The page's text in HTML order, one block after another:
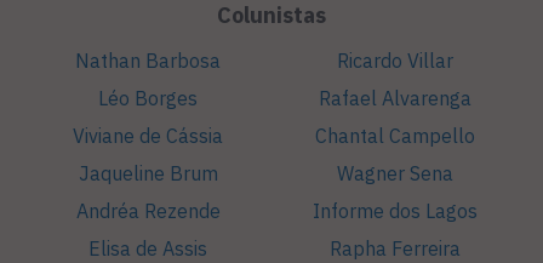
Colunistas
Nathan Barbosa
Léo Borges
Viviane de Cássia
Jaqueline Brum
Andréa Rezende
Elisa de Assis
Ricardo Villar
Rafael Alvarenga
Chantal Campello
Wagner Sena
Informe dos Lagos
Rapha Ferreira